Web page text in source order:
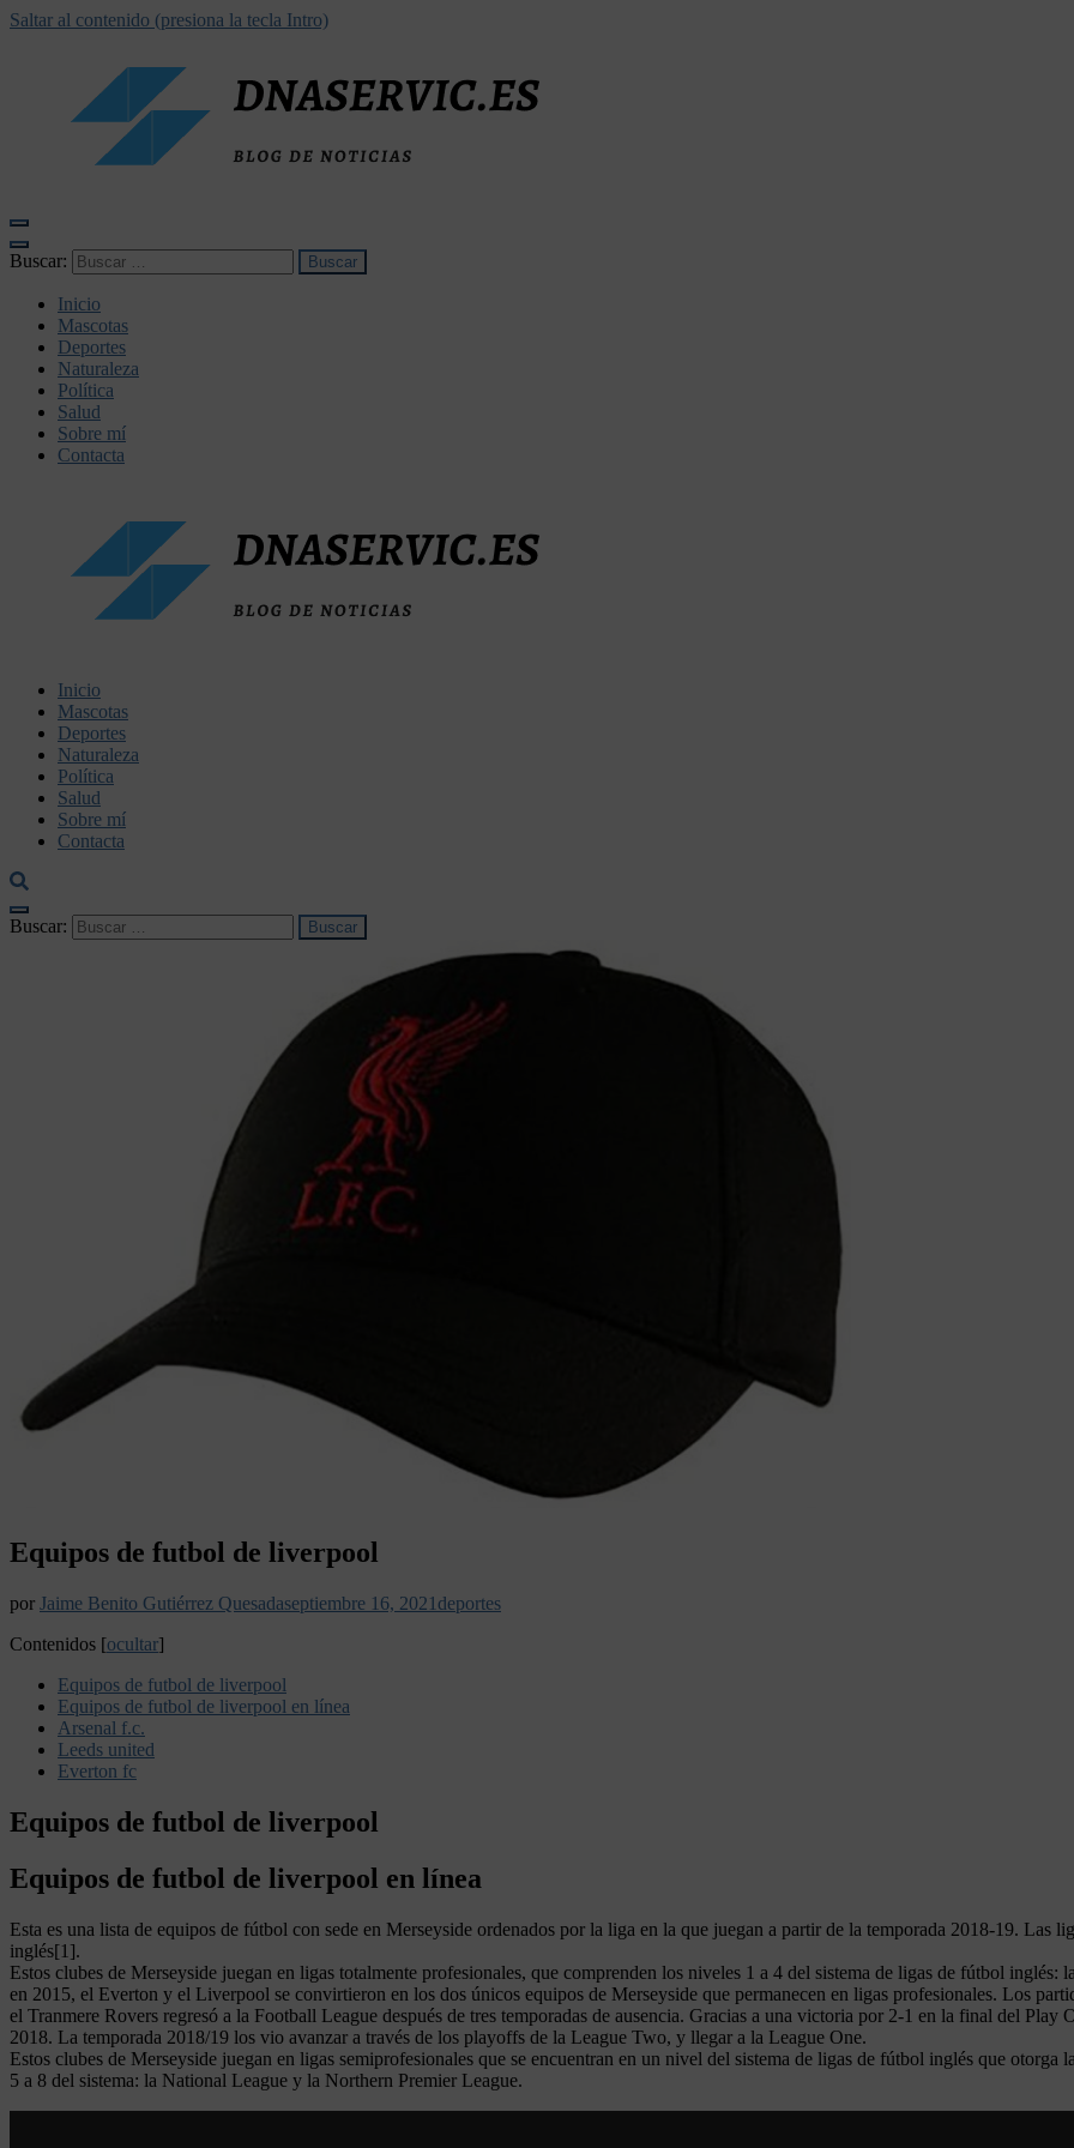
Saltar al contenido (presiona la tecla Intro)
Buscar:
Inicio
Mascotas
Deportes
Naturaleza
Política
Salud
Sobre mí
Contacta
dnaservic.es
Inicio
Mascotas
Deportes
Naturaleza
Política
Salud
Sobre mí
Contacta
Buscar:
Equipos de futbol de liverpool
por Jaime Benito Gutiérrez Quesadaseptiembre 16, 2021 deportes
Contenidos [ocultar]
Equipos de futbol de liverpool
Equipos de futbol de liverpool en línea
Arsenal f.c.
Leeds united
Everton fc
Equipos de futbol de liverpool
Equipos de futbol de liverpool en línea
Esta es una lista de equipos de fútbol con sede en Merseyside ordenados por la liga en la que juegan a partir de la temporada 2018-19. Las
inglés[1].
Estos clubes de Merseyside juegan en ligas totalmente profesionales, que comprenden los niveles 1 a 4 del sistema de ligas de fútbol
en 2015, el Everton y el Liverpool se convirtieron en los dos únicos equipos de Merseyside que permanecen en ligas profesionales. Los
el Tranmere Rovers regresó a la Football League después de tres temporadas de ausencia. Gracias a una victoria por 2-1 en la final del
2018. La temporada 2018/19 los vio avanzar a través de los playoffs de la League Two, y llegar a la League One.
Estos clubes de Merseyside juegan en ligas semiprofesionales que se encuentran en un nivel del sistema de ligas de fútbol inglés que
5 a 8 del sistema: la National League y la Northern Premier League.